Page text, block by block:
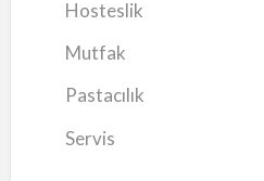
Hosteslik
Mutfak
Pastacılık
Servis